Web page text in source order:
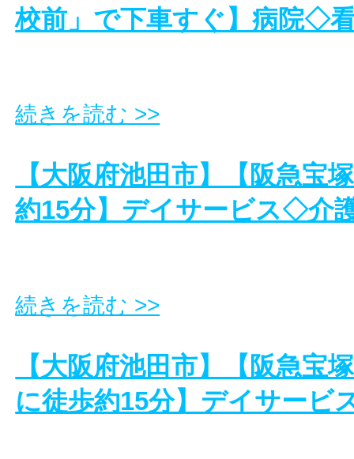
校前」で下車すぐ】病院◇
続きを読む >>
【大阪府池田市】【阪急
約15分】デイサービス◇介
続きを読む >>
【大阪府池田市】【阪急宝
に徒歩約15分】デイサービ